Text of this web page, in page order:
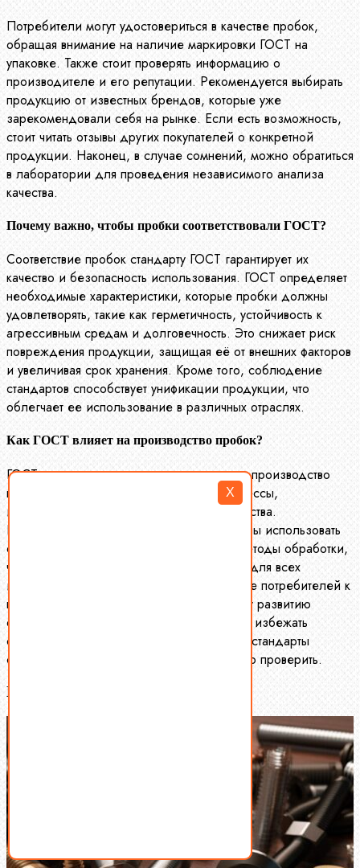
Потребители могут удостовериться в качестве пробок,
обращая внимание на наличие маркировки ГОСТ на
упаковке. Также стоит проверять информацию о
производителе и его репутации. Рекомендуется выбирать
продукцию от известных брендов, которые уже
зарекомендовали себя на рынке. Если есть возможность,
стоит читать отзывы других покупателей о конкретной
продукции. Наконец, в случае сомнений, можно обратиться
в лаборатории для проведения независимого анализа
качества.
Почему важно, чтобы пробки соответствовали ГОСТ?
Соответствие пробок стандарту ГОСТ гарантирует их
качество и безопасность использования. ГОСТ определяет
необходимые характеристики, которые пробки должны
удовлетворять, такие как герметичность, устойчивость к
агрессивным средам и долговечность. Это снижает риск
повреждения продукции, защищая её от внешних факторов
и увеличивая срок хранения. Кроме того, соблюдение
стандартов способствует унификации продукции, что
облегчает ее использование в различных отраслях.
Как ГОСТ влияет на производство пробок?
ГОСТ оказывает значительное влияние на производство
пробок, регулируя технологические процессы,
используемые материалы и контроль качества.
Производители, следуя стандарту, обязаны использовать
определенные сырьевые компоненты и методы обработки,
что обеспечивает единые нормы качества для всех
изделий. Это не только повышает доверие потребителей к
продукции, но и способствует устойчивому развитию
отрасли. Также, наличие ГОСТа позволяет избежать
случаев контрафактной продукции, так как стандарты
создают «маркер» качества, который легко проверить.
Будет интересно для Вас
X